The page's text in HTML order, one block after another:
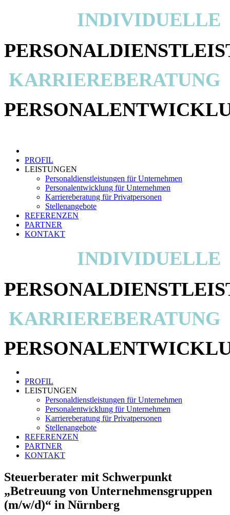
INDIVIDUELLE
PERSONAL
KARRIEREBERATUNG
PROFIL
LEISTUNGEN
Personaldienstleistungen für Unternehmen
Personalentwicklung für Unternehmen
Karriereberatung für Privatpersonen
Stellenangebote
REFERENZEN
PARTNER
KONTAKT
INDIVIDUELLE
PERSONAL
KARRIEREBERATUNG
PROFIL
LEISTUNGEN
Personaldienstleistungen für Unternehmen
Personalentwicklung für Unternehmen
Karriereberatung für Privatpersonen
Stellenangebote
REFERENZEN
PARTNER
KONTAKT
Steuerberater mit Schwerpunkt
„Betreuung von Unternehmensgruppen
(m/w/d)“ in Nürnberg